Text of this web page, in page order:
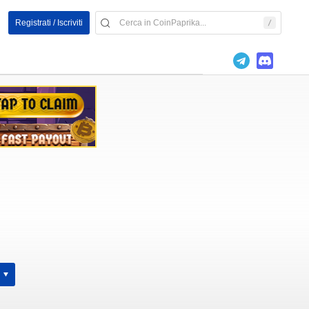
Registrati / Iscriviti